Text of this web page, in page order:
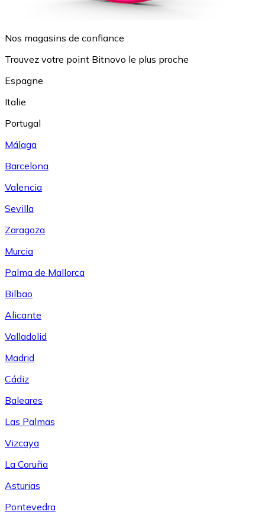
Nos magasins de confiance
Trouvez votre point Bitnovo le plus proche
Espagne
Italie
Portugal
Málaga
Barcelona
Valencia
Sevilla
Zaragoza
Murcia
Palma de Mallorca
Bilbao
Alicante
Valladolid
Madrid
Cádiz
Baleares
Las Palmas
Vizcaya
La Coruña
Asturias
Pontevedra